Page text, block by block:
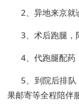
2、异地来京就
3、术后跑腿，
4、代跑腿配药
5、到院后排
果邮寄等全程陪伴